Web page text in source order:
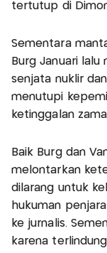
tertutup di
Sementara
Burg Januari
senjata nuklir
menutupi
ketinggalan
Baik Burg dan
melontarkan
dilarang untuk
hukuman
ke jurnalis.
karena